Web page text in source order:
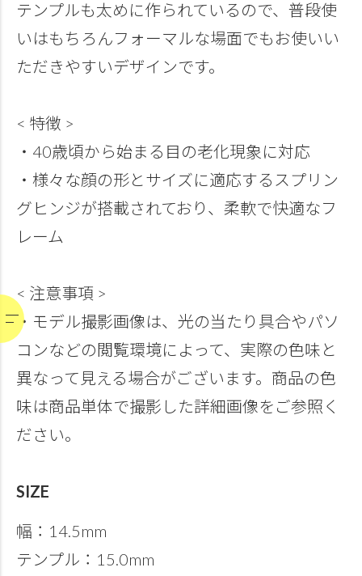
テンプルも太めに作られているので、普段使
いはもちろんフォーマルな場面でもお使いい
ただきやすいデザインです。
< 特徴 >
・40歳頃から始まる目の老化現象に対応
・様々な顔の形とサイズに適応するスプリン
グヒンジが搭載されており、柔軟で快適なフ
レーム
< 注意事項 >
・モデル撮影画像は、光の当たり具合やパソ
コンなどの閲覧環境によって、実際の色味と
異なって見える場合がございます。商品の色
味は商品単体で撮影した詳細画像をご参照く
ださい。
SIZE
幅：14.5mm
テンプル：15.0mm